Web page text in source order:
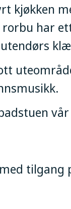
kjøkken
har
tilgang